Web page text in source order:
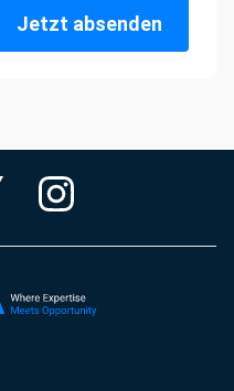
Jetzt absenden